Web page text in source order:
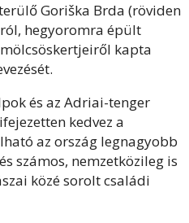
Goriška Brda (röviden
hegyoromra épült
kapta
és az Adriai-tenger
kedvez a
az ország legnagyobb
számos, nemzetközileg is
közé sorolt családi